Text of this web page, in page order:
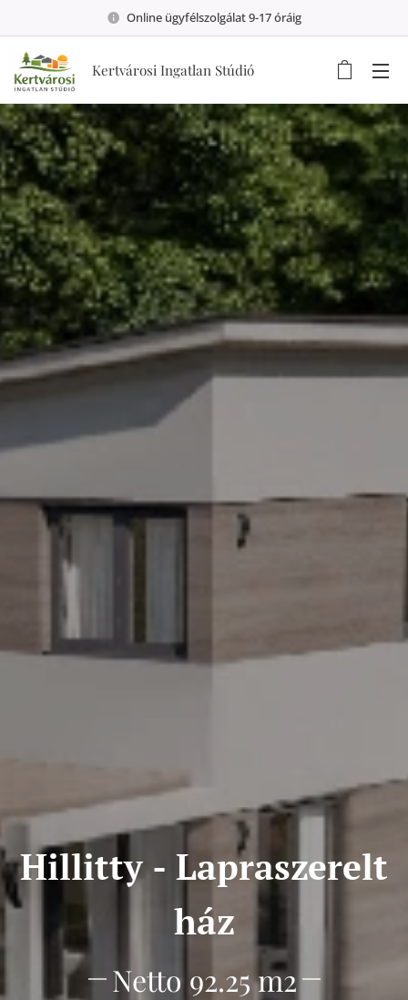
Online ügyfélszolgálat 9-17 óráig
Kertvárosi Ingatlan Stúdió
Hillitty - Lapraszerelt
ház
Netto 92.25 m2